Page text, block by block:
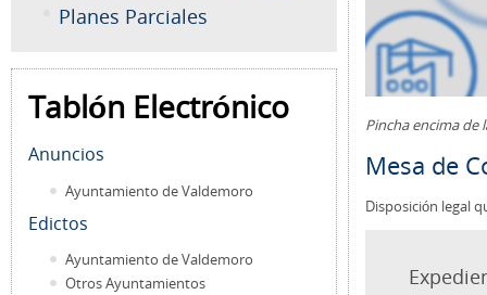
Planes Parciales
Tablón Electrónico
Anuncios
Ayuntamiento de Valdemoro
Edictos
Ayuntamiento de Valdemoro
Otros Ayuntamientos
Pincha encima de
Mesa de
Disposición legal